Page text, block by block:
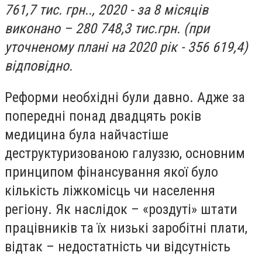
761,7 тис. грн.., 2020 - за 8 місяців
виконано – 280 748,3 тис.грн. (при
уточненому плані на 2020 рік - 356 619,4)
відповідно.
Реформи необхідні були давно. Адже за
попередні понад двадцять років
медицина була найчастіше
деструктуризованою галуззю, основним
принципом фінансування якої було
кількість ліжкомісць чи населення
регіону. Як наслідок – «роздуті» штати
працівників та їх низькі заробітні плати,
відтак – недостатність чи відсутність